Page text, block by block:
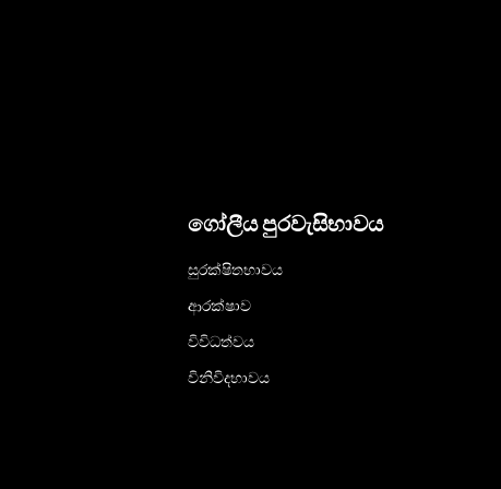
ගෝලීය පුරවැසිභාවය
සුරක්ෂිතභාවය
ආරක්ෂාව
විවිධත්වය
විනිවිදභාවය